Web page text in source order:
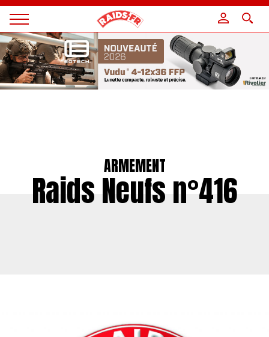
Magazine
Raids
ARMEMENT
Raids Neufs n°416
Panneau de gestion des cookies